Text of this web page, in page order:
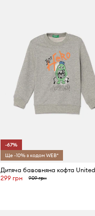
-67%
Ще -10% з кодом WEB*
299 грн 909 грн